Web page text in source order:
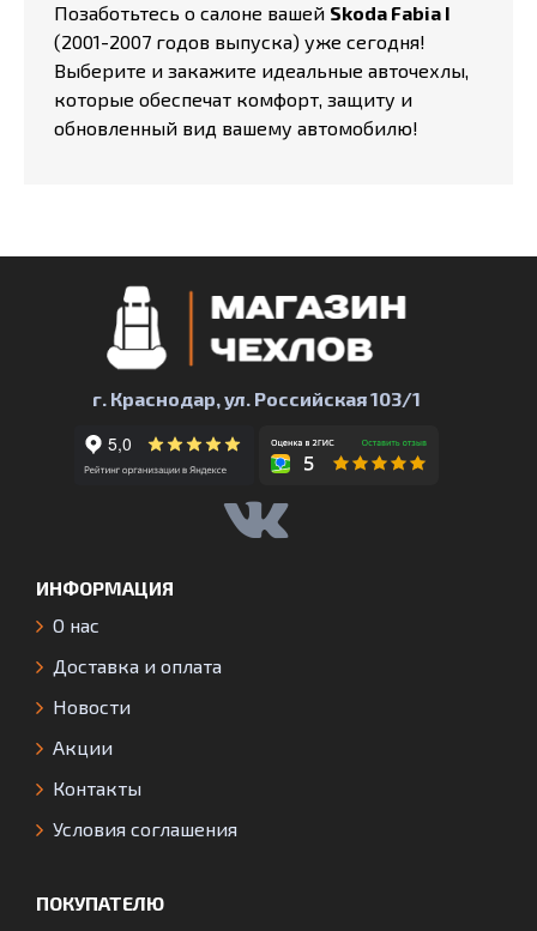
Позаботьтесь о салоне вашей Skoda Fabia I
(2001-2007 годов выпуска) уже сегодня!
Выберите и закажите идеальные авточехлы,
которые обеспечат комфорт, защиту и
обновленный вид вашему автомобилю!
г. Краснодар, ул. Российская 103/1
ИНФОРМАЦИЯ
О нас
Доставка и оплата
Новости
Акции
Контакты
Условия соглашения
ПОКУПАТЕЛЮ